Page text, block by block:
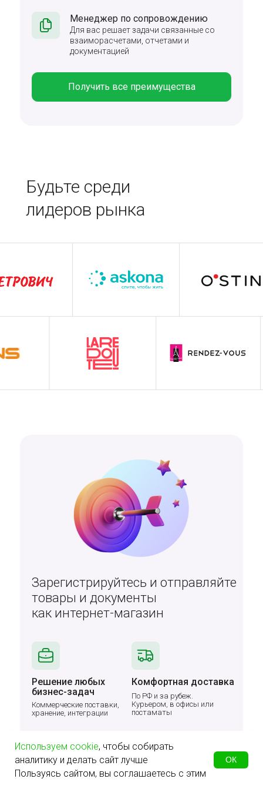
Менеджер по сопровождению
Для вас решает задачи связанные со
взаиморасчетами, отчетами и
документацией
Получить все преимущества
Будьте среди
лидеров рынка
Зарегистрируйтесь и отправляйте
товары и документы
как интернет-магазин
Решение любых
бизнес-задач
Комфортная доставка
Всё для отчетности Быстрый старт
Коммерческие поставки,
хранение, интеграции
По РФ и за рубеж.
Курьером, в офисы или
постаматы
Используем cookie, чтобы собирать
аналитику и делать сайт лучше
Пользуясь сайтом, вы соглашаетесь с этим
ОК